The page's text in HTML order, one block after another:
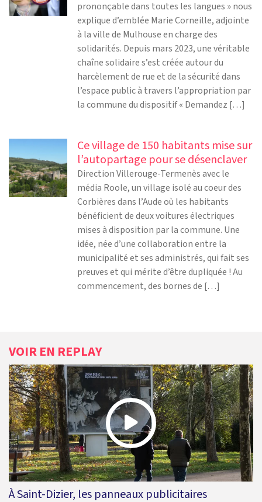
prononçable dans toutes les langues » nous
explique d’emblée Marie Corneille, adjointe
à la ville de Mulhouse en charge des
solidarités. Depuis mars 2023, une véritable
chaîne solidaire s’est créée autour du
harcèlement de rue et de la sécurité dans
l’espace public à travers l’appropriation par
la commune du dispositif « Demandez […]
Ce village de 150 habitants mise sur
l’autopartage pour se désenclaver
Direction Villerouge-Termenès avec le
média Roole, un village isolé au coeur des
Corbières dans l’Aude où les habitants
bénéficient de deux voitures électriques
mises à disposition par la commune. Une
idée, née d’une collaboration entre la
municipalité et ses administrés, qui fait ses
preuves et qui mérite d’être dupliquée ! Au
commencement, des bornes de […]
VOIR EN REPLAY
À Saint-Dizier, les panneaux publicitaires